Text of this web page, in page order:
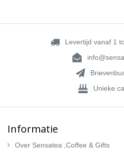
Levertijd vanaf 1
Unieke
Informatie
Over Sensatea ,Coffee & Gifts